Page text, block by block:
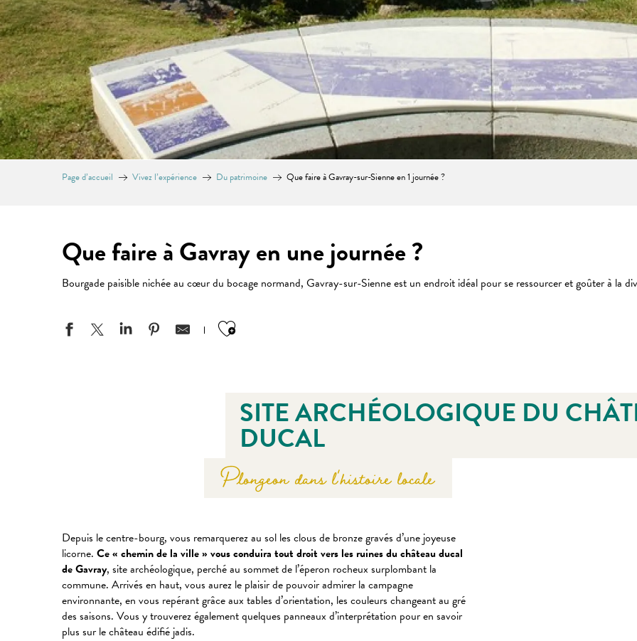
Page d’accueil Vivez l’expérience Du patrimoine Que faire à Gavray-sur-Sienne en 1 journée ?
Que faire à Gavray en une journée ?
Bourgade paisible nichée au cœur du bocage normand, Gavray-sur-Sienne est un endroit idéal pour se ressourcer et goûter à la
Ajouter aux favoris
SITE ARCHÉOLOGIQUE DU
DUCAL
Plongeon dans l'histoire locale
Depuis le centre-bourg, vous remarquerez au sol les clous de bronze gravés d’une joyeuse
licorne. Ce « chemin de la ville » vous conduira tout droit vers les ruines du château ducal
de Gavray, site archéologique, perché au sommet de l’éperon rocheux surplombant la
commune. Arrivés en haut, vous aurez le plaisir de pouvoir admirer la campagne
environnante, en vous repérant grâce aux tables d’orientation, les couleurs changeant au gré
des saisons. Vous y trouverez également quelques panneaux d’interprétation pour en savoir
plus sur le château édifié jadis.